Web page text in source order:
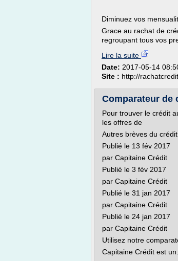
Diminuez vos
Grace au rachat de
regroupant tous vos
Lire la suite
Date: 2017-05-14
Site : http://
Comparateur de
Pour trouver le crédit
les offres de
Autres brèves du crédit
Publié le 13 fév 2017
par Capitaine Crédit
Publié le 3 fév 2017
par Capitaine Crédit
Publié le 31 jan 2017
par Capitaine Crédit
Publié le 24 jan 2017
par Capitaine Crédit
Utilisez notre
Capitaine Crédit est un...